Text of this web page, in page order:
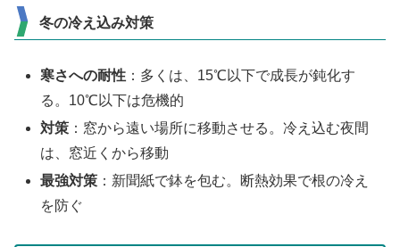
冬の冷え込み対策
寒さへの耐性 ：多くは、15℃以下で成長が鈍化す
る。10℃以下は危機的
対策 ：窓から遠い場所に移動させる。冷え込む夜間
は、窓近くから移動
最強対策 ：新聞紙で鉢を包む。断熱効果で根の冷え
を防ぐ